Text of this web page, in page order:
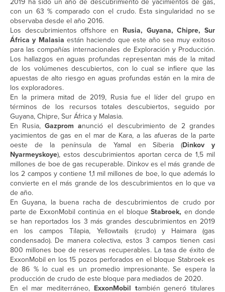
con un 63 % comparado con el crudo. Esta singularidad no se
observaba desde el año 2016.
Los descubrimientos offshore en Rusia, Guyana, Chipre, Sur
África y Malasia están haciendo que este año sea muy exitoso
para las compañías internacionales de Exploración y Producción.
Los hallazgos en aguas profundas representan más de la mitad
de los volúmenes descubiertos, con lo cual se infiere que las
apuestas de alto riesgo en aguas profundas están en la mira de
los exploradores.
En la primera mitad de 2019, Rusia fue el líder del grupo en
términos de los recursos totales descubiertos, seguido por
Guyana, Chipre, Sur África y Malasia.
En Rusia,Gazprom anunció el descubrimiento de 2 grandes
yacimientos de gas en el mar de Kara, a las afueras de la parte
oeste de la península de Yamal en Siberia (Dinkov y
Nyarmeyskoye), estos descubrimientos aportan cerca de 1,5 mil
millones de boe de gas recuperable. Dinkov es el más grande de
los 2 campos y contiene 1,1 mil millones de boe, lo que además lo
convierte en el más grande de los descubrimientos en lo que va
de año.
En Guyana, la buena racha de descubrimientos de crudo por
parte de ExxonMobil continúa en el bloqueStabroek, en donde
se han reportados los 3 más grandes descubrimientos en 2019
en los campos Tilapia, Yellowtails (crudo) y Haimara (gas
condensado). De manera colectiva, estos 3 campos tienen casi
800 millones boe de reservas recuperables. La tasa de éxito de
ExxonMobil en los 15 pozos perforados en el bloque Stabroek es
de 86 % lo cual es un promedio impresionante. Se espera la
producción de crudo de este bloque para mediados de 2020.
En el mar mediterráneo, ExxonMobil también generó titulares